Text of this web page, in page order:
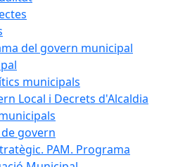
del govern municipal
municipals
Local i Decrets d'Alcaldia
govern
PAM. Programa